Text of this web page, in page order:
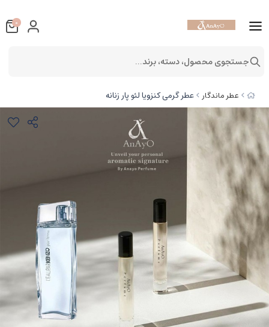
عطر ماندگار عطر گرمی کنزویا لئو پار زنانه
0
جستجوی محصول، دسته، برند...